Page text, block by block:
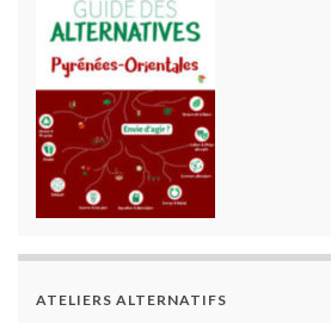
ATELIERS ALTERNATIFS